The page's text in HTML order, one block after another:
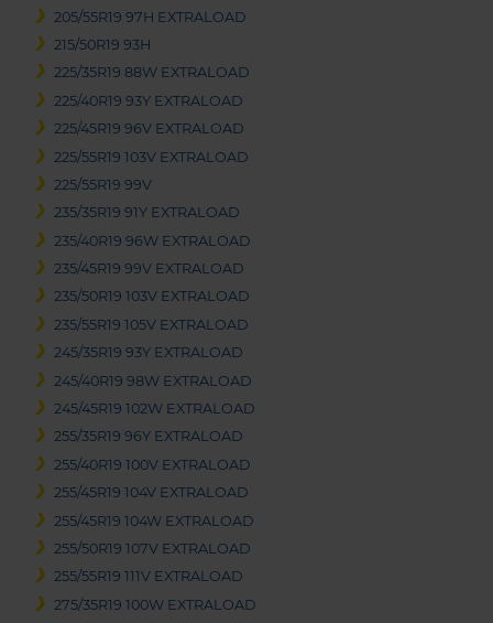
205/55R19 97H EXTRALOAD
215/50R19 93H
225/35R19 88W EXTRALOAD
225/40R19 93Y EXTRALOAD
225/45R19 96V EXTRALOAD
225/55R19 103V EXTRALOAD
225/55R19 99V
235/35R19 91Y EXTRALOAD
235/40R19 96W EXTRALOAD
235/45R19 99V EXTRALOAD
235/50R19 103V EXTRALOAD
235/55R19 105V EXTRALOAD
245/35R19 93Y EXTRALOAD
245/40R19 98W EXTRALOAD
245/45R19 102W EXTRALOAD
255/35R19 96Y EXTRALOAD
255/40R19 100V EXTRALOAD
255/45R19 104V EXTRALOAD
255/45R19 104W EXTRALOAD
255/50R19 107V EXTRALOAD
255/55R19 111V EXTRALOAD
275/35R19 100W EXTRALOAD